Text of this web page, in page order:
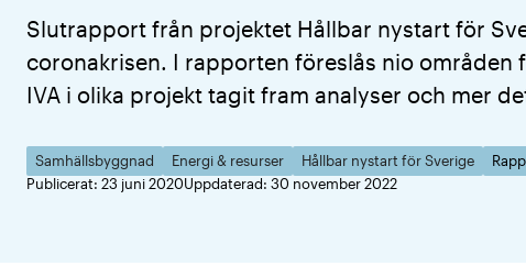
Slutrapport från projektet Hållbar nystart för
coronakrisen. I rapporten föreslås nio områden
IVA i olika projekt tagit fram analyser och mer
Samhällsbyggnad Energi & resurser Hållbar nystart för Sverige
Publicerat: 23 juni 2020Uppdaterad: 30 november 2022